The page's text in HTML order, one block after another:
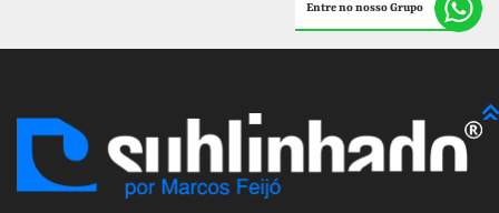
Entre no nosso Grupo